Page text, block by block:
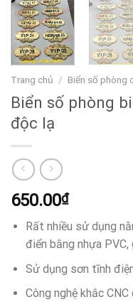
Trang chủ / Biển số phòng
Biển số phòng
độc lạ
650.00₫
Rất nhiều sử dụng
điển bằng nhựa
Sử dụng sơn tĩnh
Công nghệ khắc